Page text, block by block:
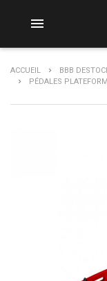

ACCUEIL BBB
PÉDALES